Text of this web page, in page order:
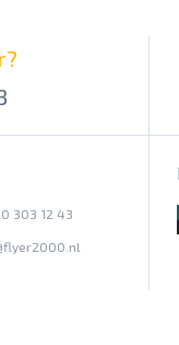
303 12 43